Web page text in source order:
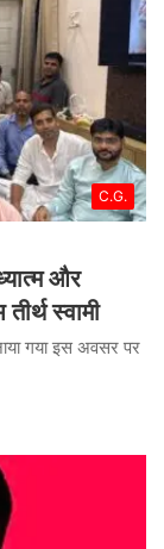
C.G.
और
स्वामी
गया इस अवसर पर